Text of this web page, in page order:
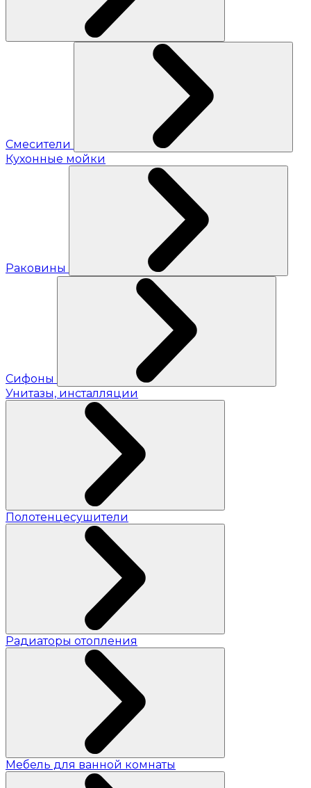
Смесители
Кухонные мойки
Раковины
Сифоны
Унитазы, инсталляции
Полотенцесушители
Радиаторы отопления
Мебель для ванной комнаты